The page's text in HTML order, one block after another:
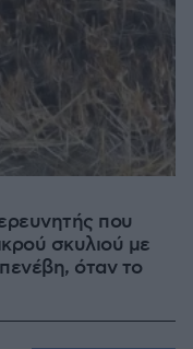
που
σκυλιού με
όταν το